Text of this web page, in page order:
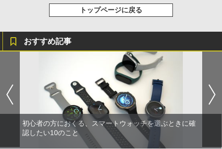
トップページに戻る
おすすめ記事
初心者の方におくる、スマートウォッチを選ぶときに確
認したい10のこと